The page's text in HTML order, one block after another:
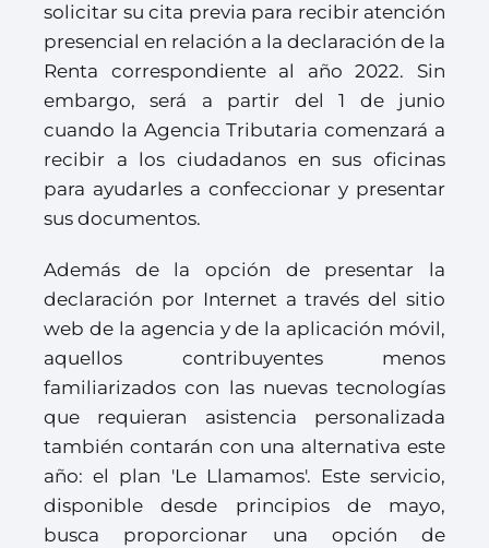
solicitar su cita previa para recibir atención
presencial en relación a la declaración de la
Renta correspondiente al año 2022. Sin
embargo, será a partir del 1 de junio
cuando la Agencia Tributaria comenzará a
recibir a los ciudadanos en sus oficinas
para ayudarles a confeccionar y presentar
sus documentos.
Además de la opción de presentar la
declaración por Internet a través del sitio
web de la agencia y de la aplicación móvil,
aquellos contribuyentes menos
familiarizados con las nuevas tecnologías
que requieran asistencia personalizada
también contarán con una alternativa este
año: el plan 'Le Llamamos'. Este servicio,
disponible desde principios de mayo,
busca proporcionar una opción de